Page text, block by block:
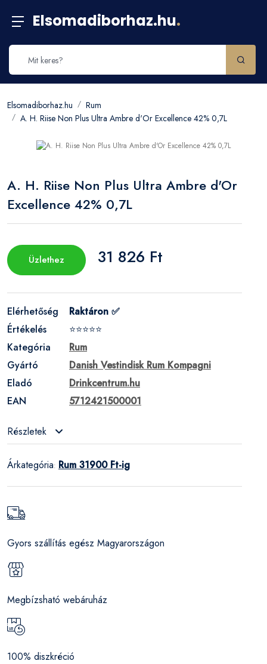
Elsomadiborhaz.hu.
Elsomadiborhaz.hu
Rum
A. H. Riise Non Plus Ultra Ambre d'Or Excellence 42% 0,7L
A. H. Riise Non Plus Ultra Ambre d'Or
Excellence 42% 0,7L
Üzlethez 31 826 Ft
Elérhetőség
Raktáron ✅
Értékelés
⭐⭐⭐⭐⭐
Kategória
Rum
Gyártó
Danish Vestindisk Rum Kompagni
Eladó
Drinkcentrum.hu
EAN
5712421500001
Részletek
Árkategória: Rum 31900 Ft-ig
Gyors szállítás egész Magyarországon
Megbízsható webáruház
100% diszkréció